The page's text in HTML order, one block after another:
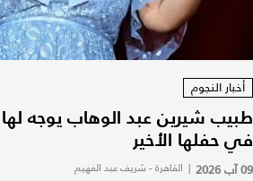
أخبار النجوم
طبيب شيرين عبد الوهاب يوجه لها
في حفلها الأخير
09 آب 2026 | القاهرة - شريف عبد الفهيم